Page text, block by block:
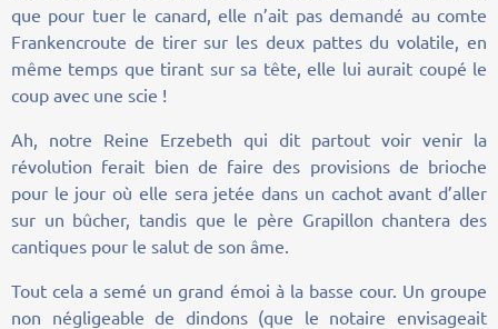
que pour tuer le canard, elle n’ait pas demandé au comte
Frankencroute de tirer sur les deux pattes du volatile, en
même temps que tirant sur sa tête, elle lui aurait coupé le
coup avec une scie !
Ah, notre Reine Erzebeth qui dit partout voir venir la
révolution ferait bien de faire des provisions de brioche
pour le jour où elle sera jetée dans un cachot avant d’aller
sur un bûcher, tandis que le père Grapillon chantera des
cantiques pour le salut de son âme.
Tout cela a semé un grand émoi à la basse cour. Un groupe
non négligeable de dindons (que le notaire envisageait